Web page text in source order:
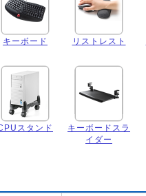
キーボード リストレスト
スタンド
キーボードスラ
イダー